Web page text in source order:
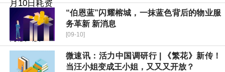
“伯恩蓝”闪耀榕城，一抹蓝色背后的物业服
务革新 新消息
[09-10]
微速讯：活力中国调研行 | 《繁花》新传！
当汪小姐变成王小姐，又又又开放？